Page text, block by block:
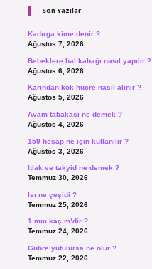
Son Yazılar
Kadırga kime denir ?
Ağustos 7, 2026
Bebeklere bal kabağı nasıl yapılır ?
Ağustos 6, 2026
Karından kök hücre nasıl alınır ?
Ağustos 5, 2026
Avam tabakası ne demek ?
Ağustos 4, 2026
159 hesap ne için kullanılır ?
Ağustos 3, 2026
İtlak ve takyid ne demek ?
Temmuz 30, 2026
Isı ne çeşidi ?
Temmuz 25, 2026
1 mm kaç m’dir ?
Temmuz 24, 2026
Gübre yutulursa ne olur ?
Temmuz 22, 2026